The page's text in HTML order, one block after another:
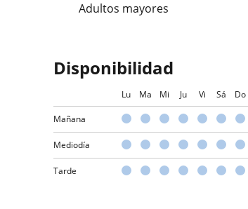
Adultos mayores
Disponibilidad
Lu Ma Mi Ju Vi Sá Do
Mañana
Mediodía
Tarde